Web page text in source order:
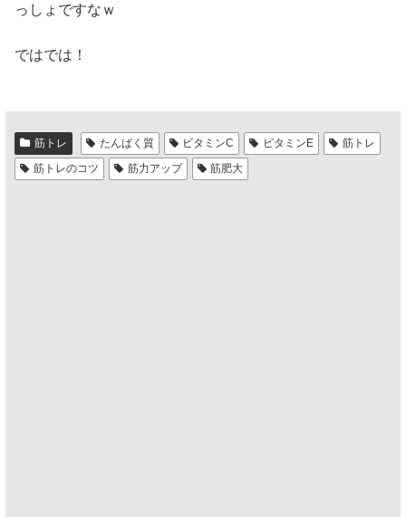
っしょですなｗ
ではでは！
筋トレ たんぱく質 ビタミンC ビタミンE
筋トレ
筋トレのコツ
筋力アップ 筋肥大